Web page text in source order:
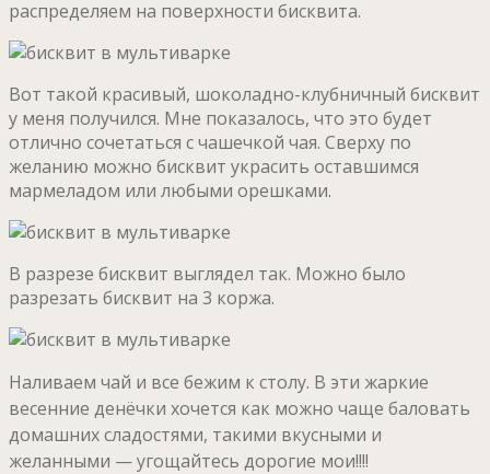
распределяем на поверхности бисквита.
Вот такой красивый, шоколадно-клубничный бисквит
у меня получился. Мне показалось, что это будет
отлично сочетаться с чашечкой чая. Сверху по
желанию можно бисквит украсить оставшимся
мармеладом или любыми орешками.
В разрезе бисквит выглядел так. Можно было
разрезать бисквит на 3 коржа.
Наливаем чай и все бежим к столу. В эти жаркие
весенние денёчки хочется как можно чаще баловать
домашних сладостями, такими вкусными и
желанными — угощайтесь дорогие мои!!!!